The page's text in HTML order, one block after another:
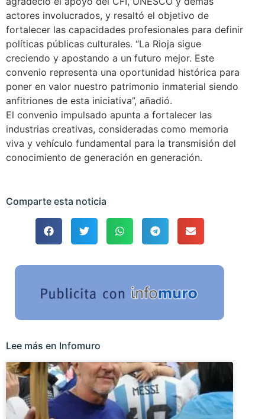
actores involucrados, y resaltó el objetivo de
fortalecer las capacidades profesionales para definir
políticas públicas culturales. “La Rioja sigue
creciendo y apostando a un futuro mejor. Este
convenio representa una oportunidad histórica para
poner en valor nuestro patrimonio inmaterial siendo
anfitriones de esta iniciativa”, añadió.
El convenio impulsado apunta a fortalecer las
industrias creativas, consideradas como memoria
viva y vehículo fundamental para la transmisión del
conocimiento de generación en generación.
Comparte esta noticia
Lee más en Infomuro